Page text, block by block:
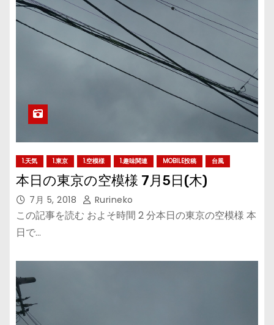
1.天気 1.東京 1.空模様 1.趣味関連 MOBILE投稿 台風
本日の東京の空模様 7月5日(木)
7月 5, 2018 Rurineko
この記事を読む およそ時間 2 分本日の東京の空模様 本
日で…